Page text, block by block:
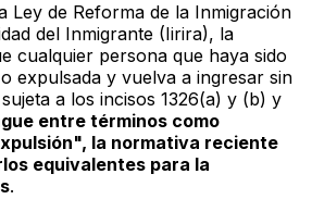
Ley de Reforma de la Inmigración
del Inmigrante (Iirira), la
cualquier persona que haya sido
expulsada y vuelva a ingresar sin
a los incisos 1326(a) y (b) y
entre términos como
la normativa reciente
equivalentes para la
.